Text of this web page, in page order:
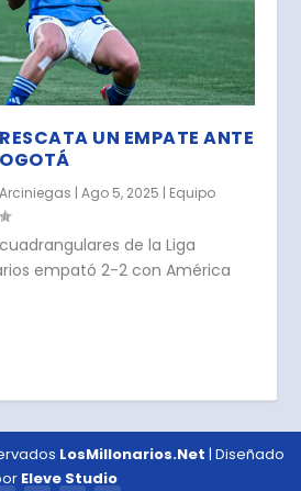
UN EMPATE ANTE
|Ago 5, 2025 | Equipo
de la Liga
empató 2-2 con América
LosMillonarios.Net | Diseñado
Eleve Studio